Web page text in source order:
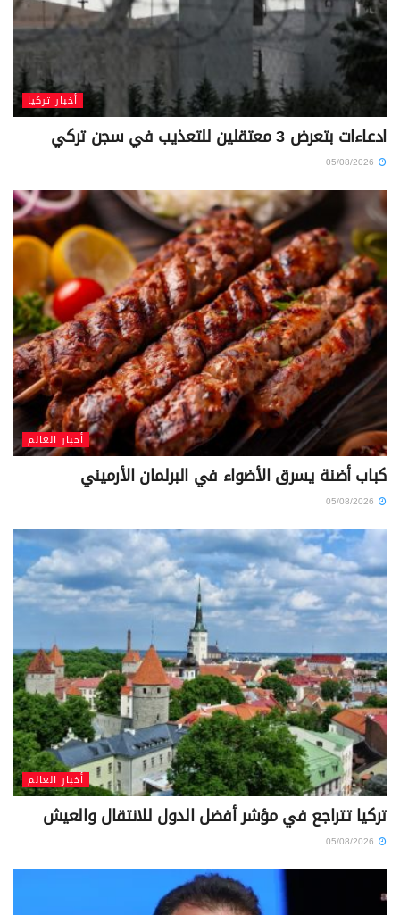
أخبار تركيا
ادعاءات بتعرض 3 معتقلين للتعذيب في سجن تركي
أخبار العالم
كباب أضنة يسرق الأضواء في البرلمان الأرميني
أخبار العالم
تركيا تتراجع في مؤشر أفضل الدول للانتقال والعيش